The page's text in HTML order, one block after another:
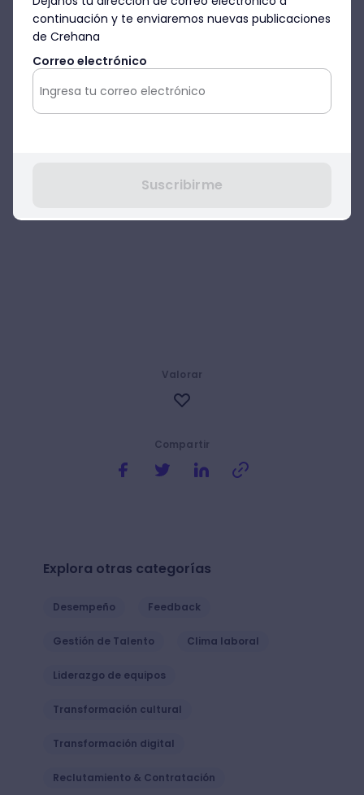
en casa.
Nos encantaría ver todo lo que aprenden
en clase, pueden subir sus
creaciones (personajes, canciones,
manualidades) a Instagram, etiquetando a
Compartir
Valorar
Explora otras categorías
Desempeño Feedback
Gestión de Talento Clima laboral
Liderazgo de equipos
Transformación cultural
Transformación digital
Reclutamiento & Contratación
continuación y te enviaremos nuevas publicaciones
de Crehana
Correo electrónico
Suscribirme